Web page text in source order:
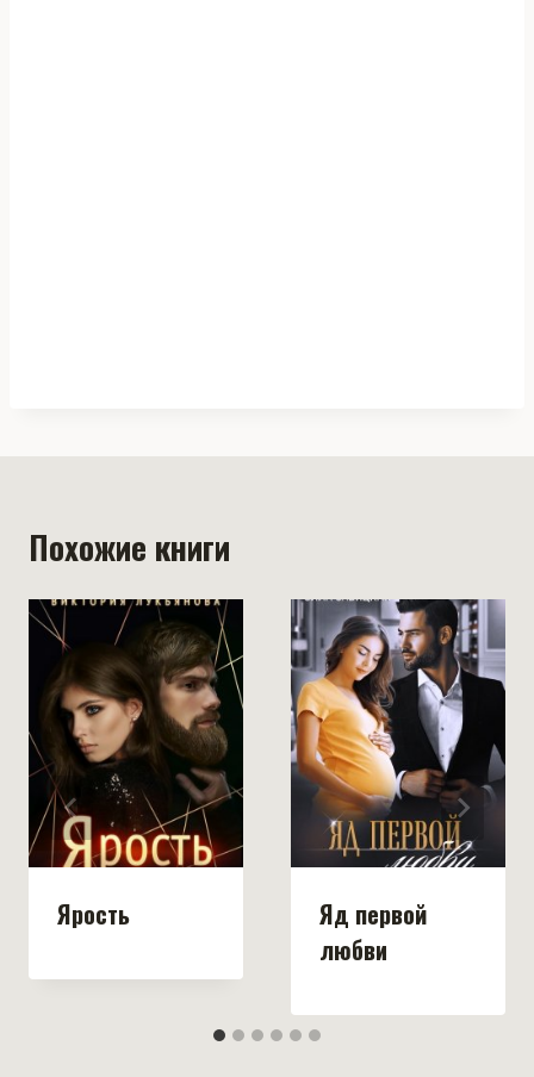
Похожие книги
Ярость
Яд первой
любви